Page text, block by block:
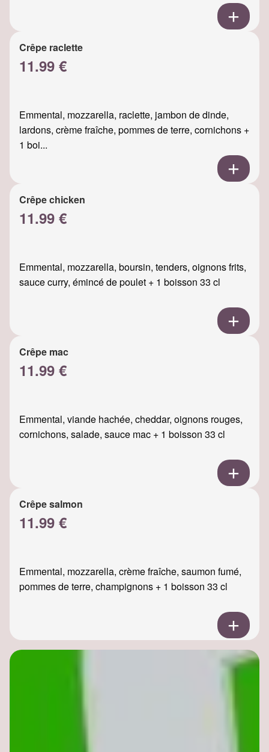
Crêpe raclette
11.99 €
Emmental, mozzarella, raclette, jambon de dinde,
lardons, crème fraîche, pommes de terre, cornichons +
1 boi...
Crêpe chicken
11.99 €
Emmental, mozzarella, boursin, tenders, oignons frits,
sauce curry, émincé de poulet + 1 boisson 33 cl
Crêpe mac
11.99 €
Emmental, viande hachée, cheddar, oignons rouges,
cornichons, salade, sauce mac + 1 boisson 33 cl
Crêpe salmon
11.99 €
Emmental, mozzarella, crème fraîche, saumon fumé,
pommes de terre, champignons + 1 boisson 33 cl